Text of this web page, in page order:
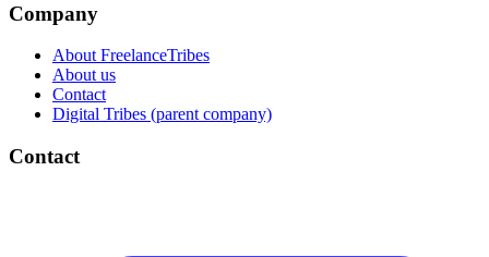
Company
About FreelanceTribes
About us
Contact
Digital Tribes (parent company)
Contact